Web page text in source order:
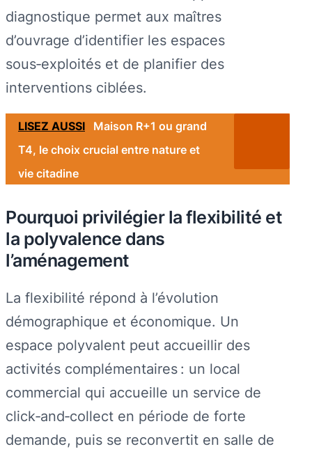
diagnostique permet aux maîtres
d’ouvrage d’identifier les espaces
sous‑exploités et de planifier des
interventions ciblées.
LISEZ AUSSI
Maison R+1 ou grand
T4, le choix crucial entre nature et
vie citadine
Pourquoi privilégier la flexibilité et
la polyvalence dans
l’aménagement
La flexibilité répond à l’évolution
démographique et économique. Un
espace polyvalent peut accueillir des
activités complémentaires : un local
commercial qui accueille un service de
click‑and‑collect en période de forte
demande, puis se reconvertit en salle de